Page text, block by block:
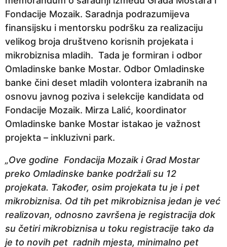
o
d
i
n
a
p
r
i
j
e
Fondacije Mozaik. Saradnja podrazumijeva
finansijsku i mentorsku podršku za realizaciju
velikog broja društveno korisnih projekata i
mikrobiznisa mladih. Tada je formiran i odbor
Omladinske banke Mostar. Odbor Omladinske
banke čini deset mladih volontera izabranih na
osnovu javnog poziva i selekcije kandidata od
Fondacije Mozaik. Mirza Lalić, koordinator
Omladinske banke Mostar istakao je važnost
projekta – inkluzivni park.
„Ove godine Fondacija Mozaik i Grad Mostar
preko Omladinske banke podržali su 12
projekata. Također, osim projekata tu je i pet
mikrobiznisa. Od tih pet mikrobiznisa jedan je već
realizovan, odnosno završena je registracija dok
su četiri mikrobiznisa u toku registracije tako da
je to novih pet radnih mjesta, minimalno pet